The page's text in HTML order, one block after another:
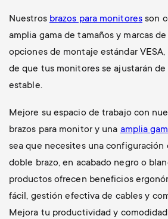
Nuestros brazos para monitores son
amplia gama de tamaños y marcas
opciones de montaje estándar
de que tus monitores se ajustarán de
estable.
Mejore su espacio de trabajo con
brazos para monitor y una amplia
sea que necesites una configuración
doble brazo, en acabado negro o
productos ofrecen beneficios
fácil, gestión efectiva de cables y
Mejora tu productividad y